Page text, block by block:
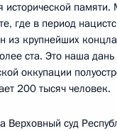
исторической
где в период
из крупнейших
ста. Это наша
оккупации
200 тысяч человек.
Верховный суд